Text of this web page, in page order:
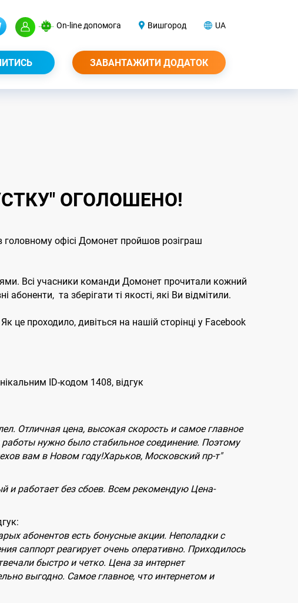
On-line допомога Вишгород UA
ЗАВАНТАЖИТИ ДОДАТОК
ОГОЛОШЕНО!
головному офісі Домонет пройшов розіграш
Всі учасники команди Домонет прочитали кожний
та зберігати ті якості, які Ви відмітили.
це проходило, дивіться на нашій сторінці у Facebook
ID-кодом 1408, відгук
Отличная цена, высокая скорость и самое главное
нужно было стабильное соединение. Поэтому
вам в Новом году!Харьков, Московский пр-т"
и работает без сбоев. Всем рекомендую Цена-
абонентов есть бонусные акции. Неполадки с
саппорт реагирует очень оперативно. Приходилось
быстро и четко. Цена за интернет
выгодно. Самое главное, что интернетом и